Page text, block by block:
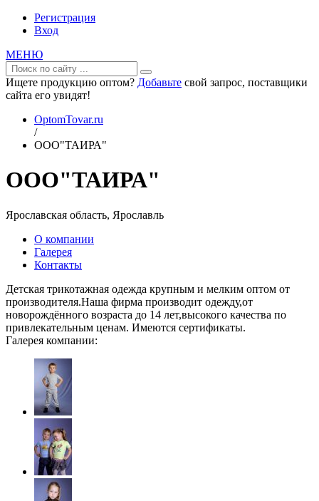
Регистрация
Вход
МЕНЮ
Ищете продукцию оптом? Добавьте свой запрос, поставщики
сайта его увидят!
OptomTovar.ru
/
ООО"ТАИРА"
ООО"ТАИРА"
Ярославская область, Ярославль
О компании
Галерея
Контакты
Детская трикотажная одежда крупным и мелким оптом от
производителя.Наша фирма производит одежду,от
новорождённого возраста до 14 лет,высокого качества по
привлекательным ценам. Имеются сертификаты.
Галерея компании: